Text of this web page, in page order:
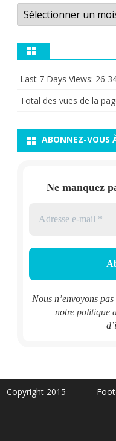
Archives
Last 7 Days Views: 26
Total des vues de la
ABONNEZ-VOUS
Ne manquez
Nous n’envoyons
notre politique
Copyright 2015